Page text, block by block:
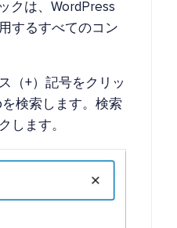
クは、WordPress
するすべてのコン
（+）記号をクリッ
を検索します。検索
します。